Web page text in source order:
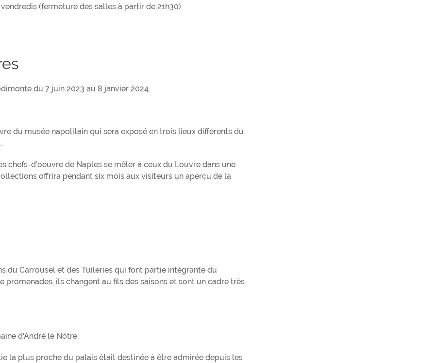
(fermeture des salles à partir de 21h30).
du 7 juin 2023 au 8 janvier 2024.
du musée napolitain qui sera exposé en trois lieux différents du
chefs-d'oeuvre de Naples se mêler à ceux du Louvre dans une
offrira pendant six mois aux visiteurs un aperçu de la
du Carrousel et des Tuileries qui font partie intégrante du
ils changent au fils des saisons et sont un cadre très
d'André le Nôtre.
la plus proche du palais était destinée à être admirée depuis les